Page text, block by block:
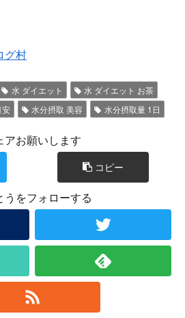
グ村
水 ダイエット
水 ダイエット お茶
安 水分摂取 美容 水分摂取量 1日
アお願いします
コピー
うをフォローする